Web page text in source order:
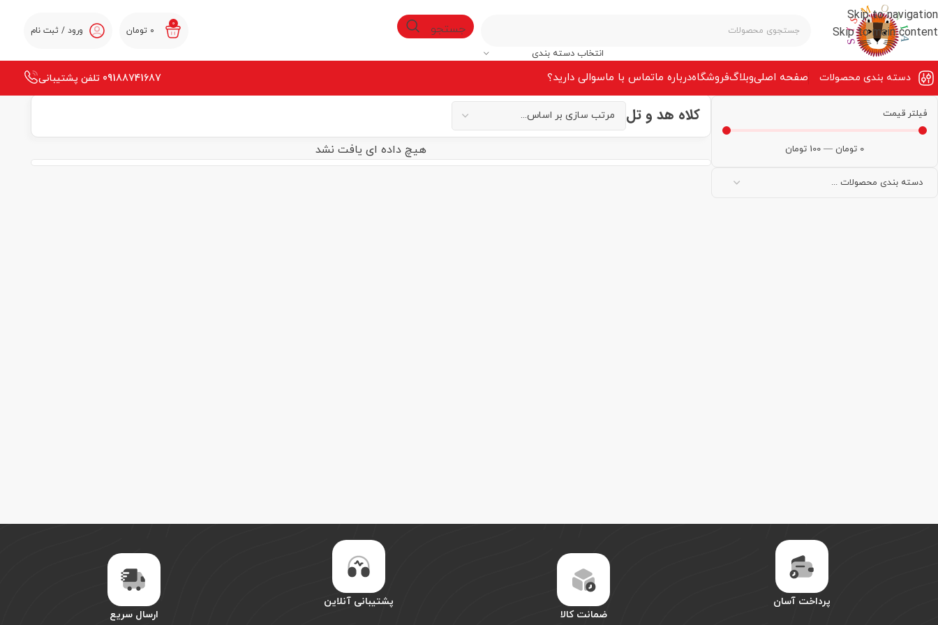
Skip to navigation
Skip to main content
انتخاب دسته بندی
جستجو 0
0 تومان ورود / ثبت نام
دسته بندی محصولات صفحه‌ اصلیوبلاگفروشگاهدرباره ماتماس با ماسوالی دارید؟ 09188741687 تلفن پشتیبانی
فیلتر قیمت
0 تومان —
100 تومان
کلاه هد و تل
هیچ داده ای یافت نشد
پرداخت آسان
ضمانت کالا
پشتیبانی آنلاین
ارسال سریع